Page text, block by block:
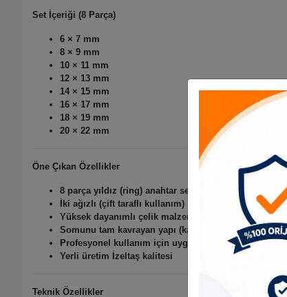
Set İçeriği (8 Parça)
6 × 7 mm
8 × 9 mm
10 × 11 mm
12 × 13 mm
14 × 15 mm
16 × 17 mm
18 × 19 mm
20 × 22 mm
Öne Çıkan Özellikler
8 parça yıldız (ring) anahtar seti
İki ağızlı (çift taraflı kullanım)
Yüksek dayanımlı çelik malzeme
Somunu tam kavrayan yapı (kaymayı azaltır)
Profesyonel kullanım için uygun
Yerli üretim İzeltaş kalitesi
Teknik Özellikler